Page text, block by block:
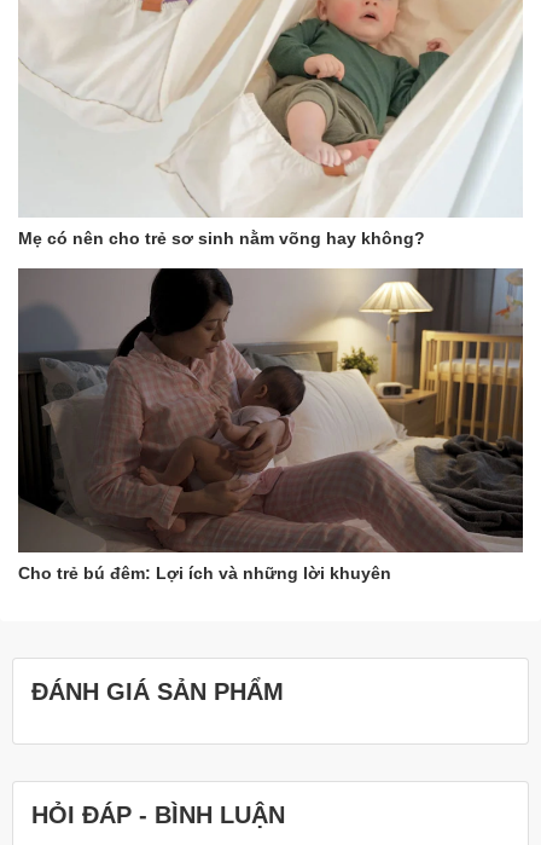
Mẹ có nên cho trẻ sơ sinh nằm võng hay không?
Cho trẻ bú đêm: Lợi ích và những lời khuyên
ĐÁNH GIÁ SẢN PHẨM
HỎI ĐÁP - BÌNH LUẬN